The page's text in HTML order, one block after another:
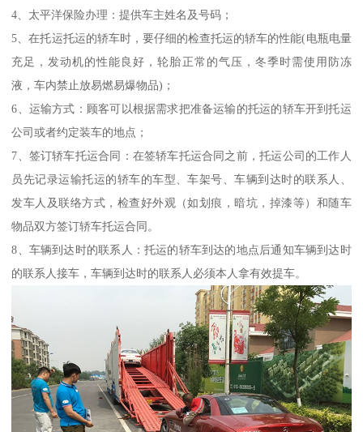
4、太平洋保险办理：提供车主姓名及号码；
5、在托运托运的轿车时，要仔细的检查托运的轿车的性能(电瓶电量
充足，发动机的性能良好，轮胎正常的气压，冬季时需使用防冻
液，车内禁止放易燃易爆物品)；
6、运输方式：顾客可以根据需求把准备运输的托运的轿车开到托运
公司或者约定装车的地点；
7、签订轿车托运合同：在签轿车托运合同之前，托运公司的工作人
员先记录运输托运的轿车的车型、车架号、车辆到达时的联系人、
发车人及联络方式，检查好外观（如划痕，暗坑，掉漆等）和随车
物品双方签订轿车托运合同。
8、车辆到达时的联系人：托运的轿车到达的地点后通知车辆到达时
的联系人接车，车辆到达时的联系人必须本人拿有效提车。